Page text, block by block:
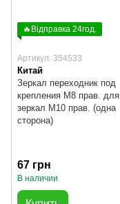
🔥Відправка 24год.
Артикул: 354533
Китай
Зеркал переходник под
крепления М8 прав. для
зеркал М10 прав. (одна
сторона)
67 грн
В наличии